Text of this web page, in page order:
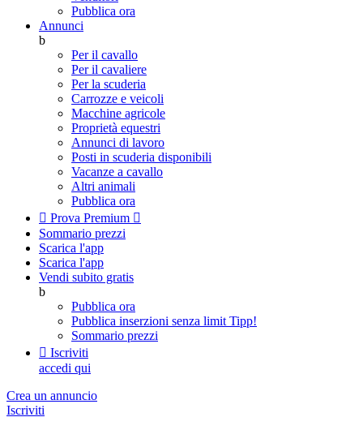
Pubblica ora
Annunci
b
Per il cavallo
Per il cavaliere
Per la scuderia
Carrozze e veicoli
Macchine agricole
Proprietà equestri
Annunci di lavoro
Posti in scuderia disponibili
Vacanze a cavallo
Altri animali
Pubblica ora
 Prova Premium 
Sommario prezzi
Scarica l'app
Scarica l'app
Vendi subito gratis
b
Pubblica ora
Pubblica inserzioni senza limit Tipp!
Sommario prezzi
 Iscriviti
accedi qui
Crea un annuncio
Iscriviti